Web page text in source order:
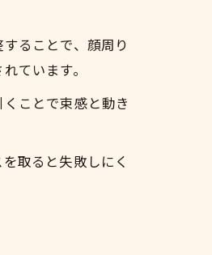
ることで、顔周り
ています。
ことで束感と動き
取ると失敗しにく